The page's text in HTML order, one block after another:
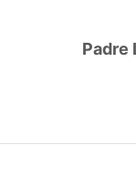
Padre